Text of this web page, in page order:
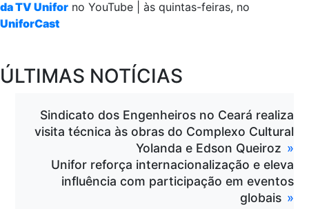
da TV Unifor no YouTube | às quintas-feiras, no
UniforCast
ÚLTIMAS NOTÍCIAS
Sindicato dos Engenheiros no Ceará realiza
visita técnica às obras do Complexo Cultural
Yolanda e Edson Queiroz
Unifor reforça internacionalização e eleva
influência com participação em eventos
globais